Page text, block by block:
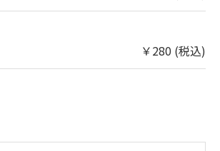
￥280 (税込)